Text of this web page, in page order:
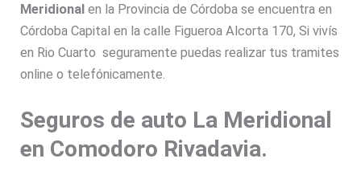
Meridional en la Provincia de Córdoba se encuentra en
Córdoba Capital en la calle Figueroa Alcorta 170, Si vivís
en Rio Cuarto seguramente puedas realizar tus tramites
online o telefónicamente.
Seguros de auto La Meridional
en Comodoro Rivadavia.